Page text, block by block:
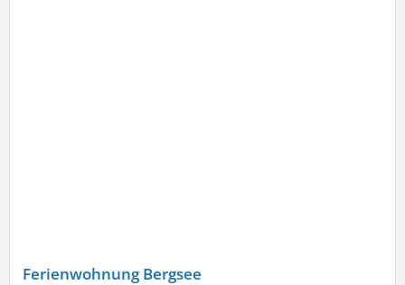
Ferienwohnung Bergsee